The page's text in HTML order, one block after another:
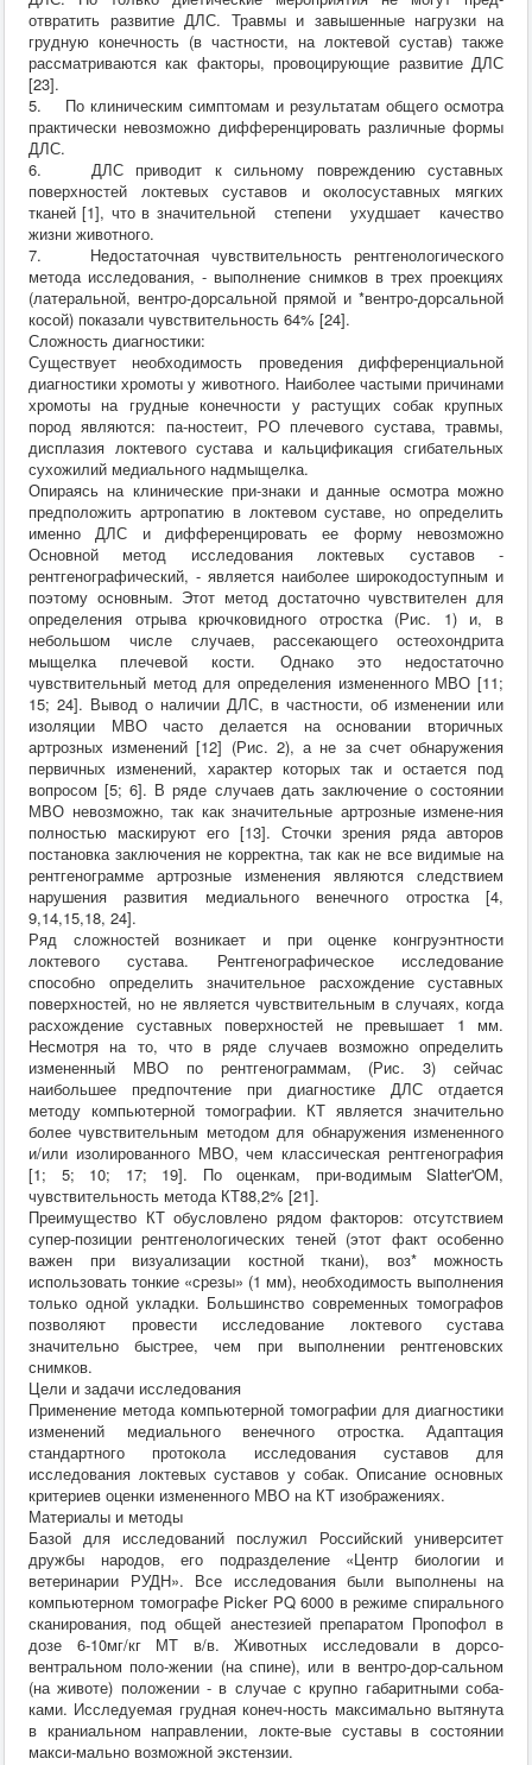
отвратить развитие ДЛС. Травмы и завышенные нагрузки на
грудную конечность (в частности, на локтевой сустав) также
рассматриваются как факторы, провоцирующие развитие ДЛС
[23].
5. По клиническим симптомам и результатам общего осмотра
практически невозможно дифференцировать различные формы
ДЛС.
6. ДЛС приводит к сильному повреждению суставных
поверхностей локтевых суставов и околосуставных мягких
тканей [1], что в значительной степени ухудшает качество
жизни животного.
7. Недостаточная чувствительность рентгенологического
метода исследования, - выполнение снимков в трех проекциях
(латеральной, вентро-дорсальной прямой и *вентро-дорсальной
косой) показали чувствительность 64% [24].
Сложность диагностики:
Существует необходимость проведения дифференциальной
диагностики хромоты у животного. Наиболее частыми причинами
хромоты на грудные конечности у растущих собак крупных
пород являются: па-ностеит, РО плечевого сустава, травмы,
дисплазия локтевого сустава и кальцификация сгибательных
сухожилий медиального надмыщелка.
Опираясь на клинические при-знаки и данные осмотра можно
предположить артропатию в локтевом суставе, но определить
именно ДЛС и дифференцировать ее форму невозможно
Основной метод исследования локтевых суставов -
рентгенографический, - является наиболее широкодоступным и
поэтому основным. Этот метод достаточно чувствителен для
определения отрыва крючковидного отростка (Рис. 1) и, в
небольшом числе случаев, рассекающего остеохондрита
мыщелка плечевой кости. Однако это недостаточно
чувствительный метод для определения измененного МВО [11;
15; 24]. Вывод о наличии ДЛС, в частности, об изменении или
изоляции МВО часто делается на основании вторичных
артрозных изменений [12] (Рис. 2), а не за счет обнаружения
первичных изменений, характер которых так и остается под
вопросом [5; 6]. В ряде случаев дать заключение о состоянии
МВО невозможно, так как значительные артрозные измене-ния
полностью маскируют его [13]. Сточки зрения ряда авторов
постановка заключения не корректна, так как не все видимые на
рентгенограмме артрозные изменения являются следствием
нарушения развития медиального венечного отростка [4,
9,14,15,18, 24].
Ряд сложностей возникает и при оценке конгруэнтности
локтевого сустава. Рентгенографическое исследование
способно определить значительное расхождение суставных
поверхностей, но не является чувствительным в случаях, когда
расхождение суставных поверхностей не превышает 1 мм.
Несмотря на то, что в ряде случаев возможно определить
измененный МВО по рентгенограммам, (Рис. 3) сейчас
наибольшее предпочтение при диагностике ДЛС отдается
методу компьютерной томографии. КТ является значительно
более чувствительным методом для обнаружения измененного
и/или изолированного МВО, чем классическая рентгенография
[1; 5; 10; 17; 19]. По оценкам, при-водимым Slatter'OM,
чувствительность метода КТ88,2% [21].
Преимущество КТ обусловлено рядом факторов: отсутствием
супер-позиции рентгенологических теней (этот факт особенно
важен при визуализации костной ткани), воз* можность
использовать тонкие «срезы» (1 мм), необходимость выполнения
только одной укладки. Большинство современных томографов
позволяют провести исследование локтевого сустава
значительно быстрее, чем при выполнении рентгеновских
снимков.
Цели и задачи исследования
Применение метода компьютерной томографии для диагностики
изменений медиального венечного отростка. Адаптация
стандартного протокола исследования суставов для
исследования локтевых суставов у собак. Описание основных
критериев оценки измененного МВО на КТ изображениях.
Материалы и методы
Базой для исследований послужил Российский университет
дружбы народов, его подразделение «Центр биологии и
ветеринарии РУДН». Все исследования были выполнены на
компьютерном томографе Picker PQ 6000 в режиме спирального
сканирования, под общей анестезией препаратом Пропофол в
дозе 6-10мг/кг МТ в/в. Животных исследовали в дорсо-
вентральном поло-жении (на спине), или в вентро-дор-сальном
(на животе) положении - в случае с крупно габаритными соба-
ками. Исследуемая грудная конеч-ность максимально вытянута
в краниальном направлении, локте-вые суставы в состоянии
макси-мально возможной экстензии.